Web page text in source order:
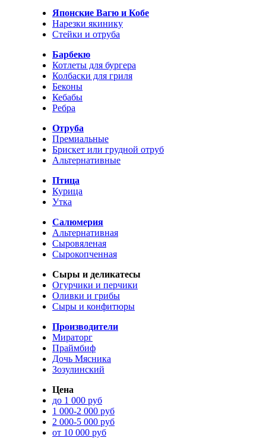
Японские Вагю и Кобе
Нарезки якинику
Стейки и отруба
Барбекю
Котлеты для бургера
Колбаски для гриля
Беконы
Кебабы
Ребра
Отруба
Премиальные
Брискет или грудной отруб
Альтернативные
Птица
Курица
Утка
Салюмерия
Альтернативная
Сыровяленая
Сырокопченная
Сыры и деликатесы
Огурчики и перчики
Оливки и грибы
Сыры и конфитюры
Производители
Мираторг
Праймбиф
Дочь Мясника
Зозулинский
Цена
до 1 000 руб
1 000-2 000 руб
2 000-5 000 руб
от 10 000 руб